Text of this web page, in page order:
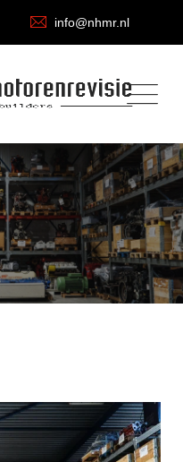
info@nhmr.nl